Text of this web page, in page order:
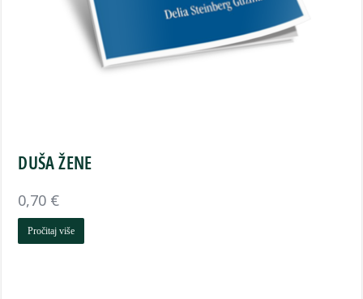
DUŠA ŽENE
0,70 €
Pročitaj više